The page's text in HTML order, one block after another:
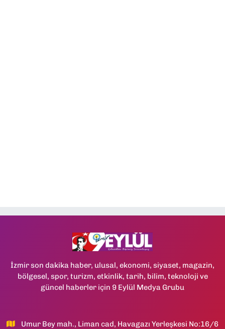
İzmir son dakika haber, ulusal, ekonomi, siyaset, magazin,
bölgesel, spor, turizm, etkinlik, tarih, bilim, teknoloji ve
güncel haberler için 9 Eylül Medya Grubu
Umur Bey mah., Liman cad, Havagazı Yerleşkesi No:16/6